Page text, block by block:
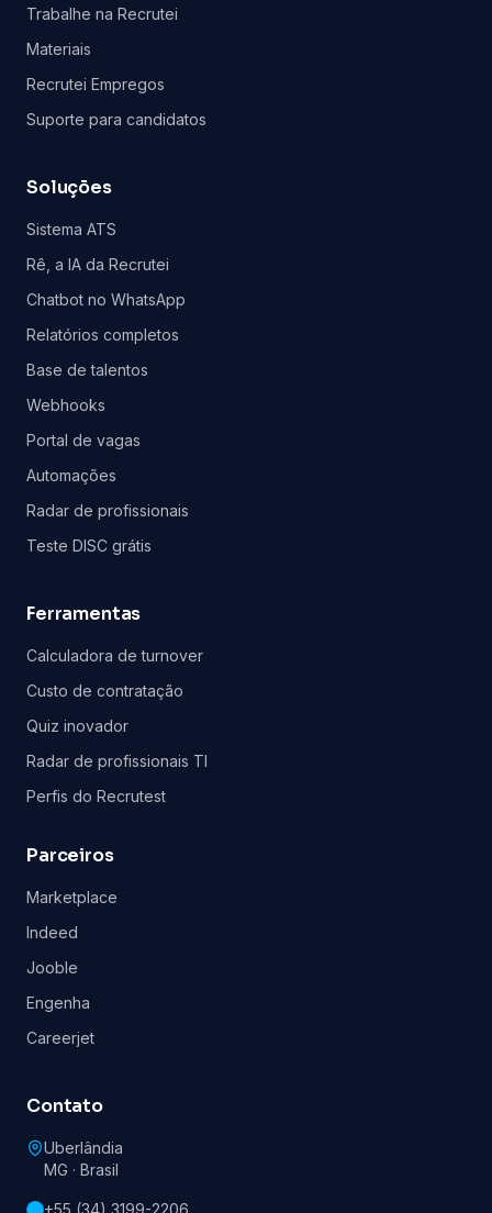
Trabalhe na Recrutei
Materiais
Recrutei Empregos
Suporte para candidatos
Soluções
Sistema ATS
Rê, a IA da Recrutei
Chatbot no WhatsApp
Relatórios completos
Base de talentos
Webhooks
Portal de vagas
Automações
Radar de profissionais
Teste DISC grátis
Ferramentas
Calculadora de turnover
Custo de contratação
Quiz inovador
Radar de profissionais TI
Perfis do Recrutest
Parceiros
Marketplace
Indeed
Jooble
Engenha
Careerjet
Contato
Uberlândia
MG · Brasil
+55 (34) 3199-2206